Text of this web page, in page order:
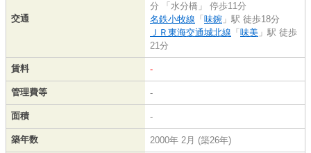
交通
分 「水分橋」 停歩11分
名鉄小牧線 「 味鋺 」駅 徒歩18分
ＪＲ東海交通城北線 「 味美 」駅 徒歩
21分
賃料 -
管理費等 -
面積 -
築年数 2000年 2月 (築26年)